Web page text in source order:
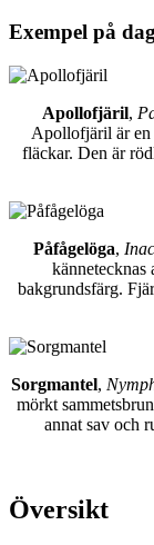
Exempel på
Apollofjäril,
Apollofjäril är en
fläckar. Den är
Påfågelöga,
bakgrundsfärg.
Sorgmantel,
mörkt
annat sav och
Översikt